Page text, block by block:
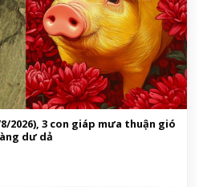
2026), 3 con giáp mưa thuận gió
dư dả